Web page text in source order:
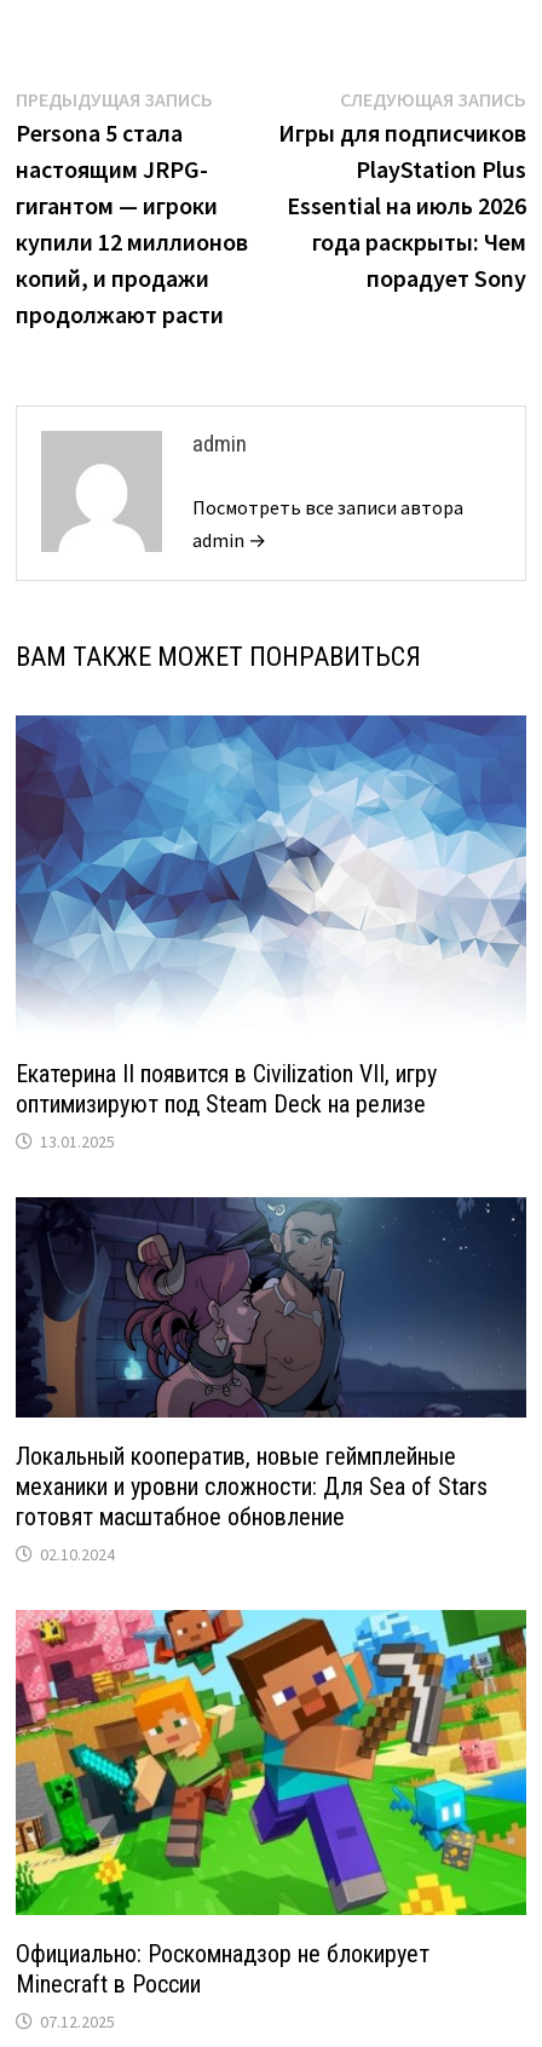
Навигация
по
записям
ПРЕДЫДУЩАЯ ЗАПИСЬПредыдущая
Persona 5 стала
настоящим JRPG-
гигантом — игроки
купили 12 миллионов
копий, и продажи
продолжают расти
СЛЕДУЮЩАЯ ЗАПИСЬ
Игры для подписчиков
PlayStation Plus
Essential на июль 2026
года раскрыты: Чем
порадует Sony
admin
Посмотреть все записи автора
admin →
ВАМ ТАКЖЕ МОЖЕТ ПОНРАВИТЬСЯ
Екатерина II появится в Civilization VII, игру
оптимизируют под Steam Deck на релизе
13.01.2025
Локальный кооператив, новые геймплейные
механики и уровни сложности: Для Sea of Stars
готовят масштабное обновление
02.10.2024
Официально: Роскомнадзор не блокирует
Minecraft в России
07.12.2025